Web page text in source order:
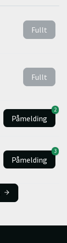
Fullt
Fullt
Påmelding
2
Påmelding
3